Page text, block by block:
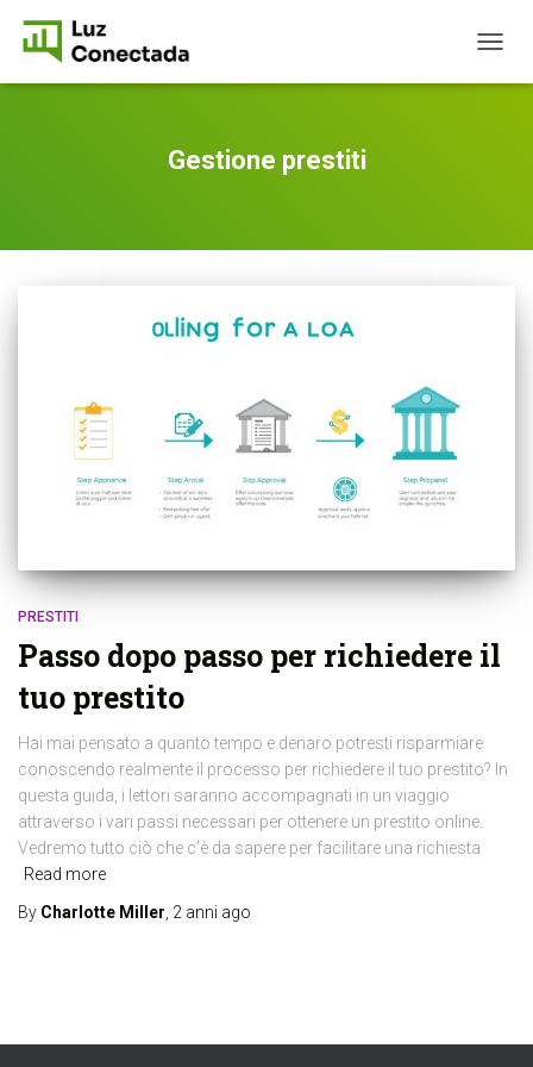
Gestione prestiti
PRESTITI
Passo dopo passo per richiedere il
tuo prestito
Hai mai pensato a quanto tempo e denaro potresti risparmiare
conoscendo realmente il processo per richiedere il tuo prestito? In
questa guida, i lettori saranno accompagnati in un viaggio
attraverso i vari passi necessari per ottenere un prestito online.
Vedremo tutto ciò che c’è da sapere per facilitare una richiesta
Read more
By Charlotte Miller 2 anni ago